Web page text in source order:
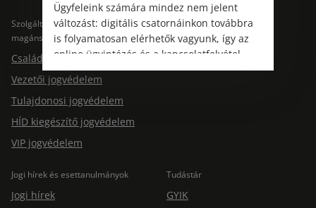
Szolgáltatások
magánszemélyeknek
Családi jogvédelem
Vezetői jogvédelem
Tulajdonosi jogvédelem
HÍD kiegészítő jogvédelem
VIP jogvédelem
Szolgáltatások cégeknek
Jogtárs Start & Pro
Jogi hírek és esettanulmányok
Jogi hírek
Tudástár
GYIK
Ügyfeleink számára mindez nem jelent
változást: digitális csatornáinkon továbbra
is folyamatosan elérhetők vagyunk, így az
online ügyintézés és a kapcsolatfelvétel
változatlanul biztosított.